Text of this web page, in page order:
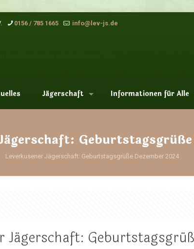
0156 / 785 1665 info@lev-js.de
Jägerschaft Informationen für Alle
Leverkusener Jägerschaft: Geburtstagsgrüße Dezember 2024
Jägerschaft: